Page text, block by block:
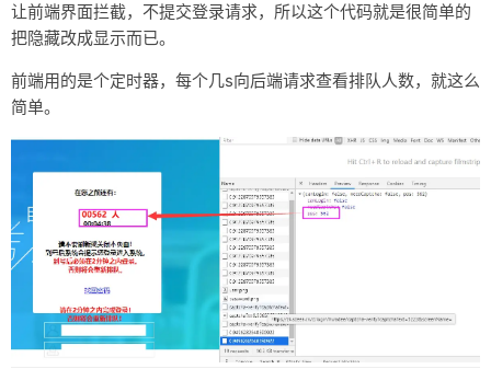
让前端界面拦截，不提交登录请求，所以这个代码就是很简单的
把隐藏改成显示而已。
前端用的是个定时器，每个几s向后端请求查看排队人数，就这么
简单。